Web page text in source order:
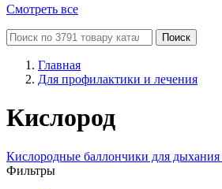
Смотреть все
Поиск
Главная
Для профилактики и лечения
Кислород
Кислородные баллончики для дыхания
Фильтры